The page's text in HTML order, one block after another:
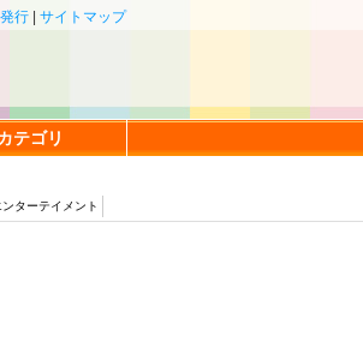
行 サイトマップ
テゴリ
ンターテイメント